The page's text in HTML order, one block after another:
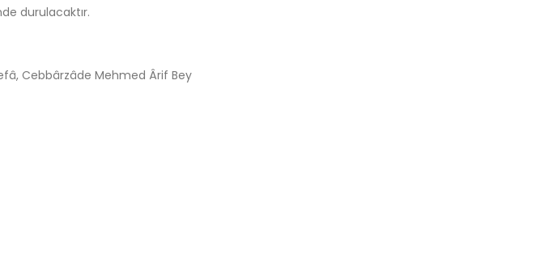
durulacaktır.
Cebbârzâde Mehmed Ârif Bey